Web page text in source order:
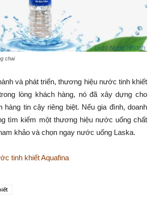
chai
và phát triển, thương hiệu nước tinh khiết
lòng khách hàng, nó đã xây dựng cho
hàng tin cậy riêng biệt. Nếu gia đình, doanh
tìm kiếm một thương hiệu nước uống chất
khảo và chọn ngay nước uống Laska.
tinh khiết Aquafina